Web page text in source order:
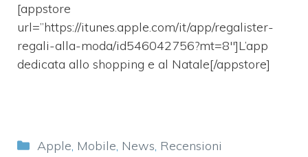
[appstore
url=”https://itunes.apple.com/it/app/regalister-
regali-alla-moda/id546042756?mt=8″]L’app
dedicata allo shopping e al Natale[/appstore]
Categorie
Apple, Mobile, News, Recensioni